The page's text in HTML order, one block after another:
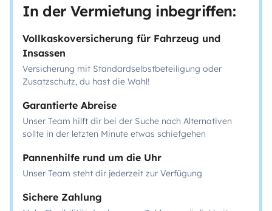
In der Vermietung inbegriffen:
Vollkaskoversicherung für Fahrzeug und
Insassen
Versicherung mit Standardselbstbeteiligung oder
Zusatzschutz, du hast die Wahl!
Garantierte Abreise
Unser Team hilft dir bei der Suche nach Alternativen
sollte in der letzten Minute etwas schiefgehen
Pannenhilfe rund um die Uhr
Unser Team steht dir jederzeit zur Verfügung
Sichere Zahlung